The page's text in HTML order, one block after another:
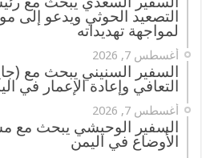
التصعيد الحوثي ويدعو إلى
لمواجهة تهديداته
أغسطس 7, 2026
السفير السنيني يبحث مع
التعافي وإعادة الإعمار في
أغسطس 7, 2026
السفير الوحيشي يبحث
الأوضاع في اليمن